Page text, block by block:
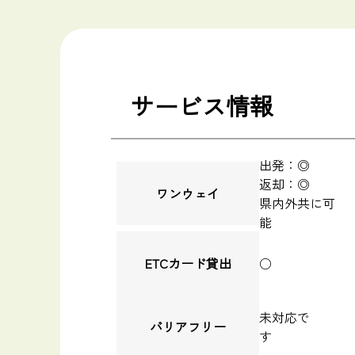
サービス情報
ワンウェイ
出発：◎
返却：◎
県内外共に可
能
ETCカード貸出 ○
バリアフリー
未対応で
す